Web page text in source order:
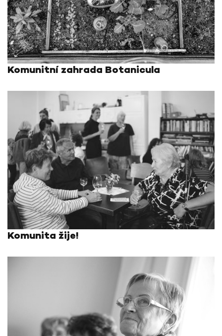
Komunitní zahrada Botanicula
Komunita žije!